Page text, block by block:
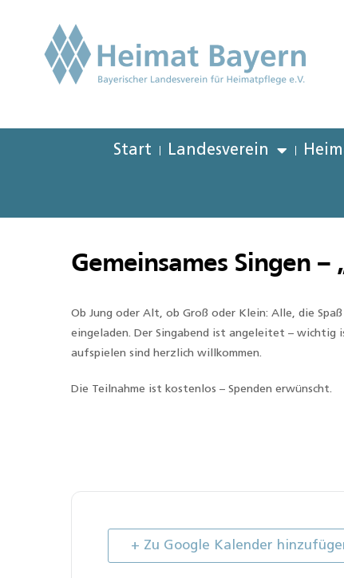
Start Landesverein
Gemeinsames Singen
Ob Jung oder Alt, ob Groß oder Klein: Alle, die
eingeladen. Der Singabend ist angeleitet – wichtig
aufspielen sind herzlich willkommen.
Die Teilnahme ist kostenlos – Spenden erwünscht.
+ Zu Google Kalender